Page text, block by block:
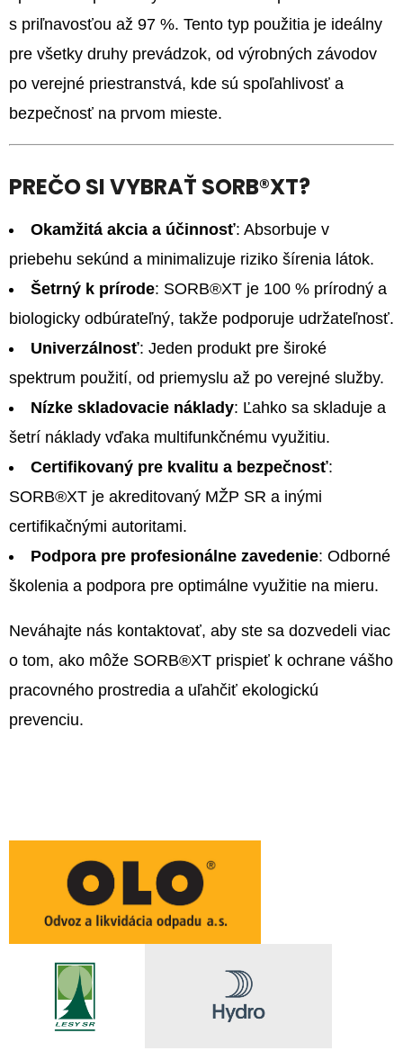
s priľnavosťou až 97 %. Tento typ použitia je ideálny
pre všetky druhy prevádzok, od výrobných závodov
po verejné priestranstvá, kde sú spoľahlivosť a
bezpečnosť na prvom mieste.
PREČO SI VYBRAŤ SORB®XT?
Okamžitá akcia a účinnosť: Absorbuje v
priebehu sekúnd a minimalizuje riziko šírenia látok.
Šetrný k prírode: SORB®XT je 100 % prírodný a
biologicky odbúrateľný, takže podporuje udržateľnosť.
Univerzálnosť: Jeden produkt pre široké
spektrum použití, od priemyslu až po verejné služby.
Nízke skladovacie náklady: Ľahko sa skladuje a
šetrí náklady vďaka multifunkčnému využitiu.
Certifikovaný pre kvalitu a bezpečnosť:
SORB®XT je akreditovaný MŽP SR a inými
certifikačnými autoritami.
Podpora pre profesionálne zavedenie: Odborné
školenia a podpora pre optimálne využitie na mieru.
Neváhajte nás kontaktovať, aby ste sa dozvedeli viac
o tom, ako môže SORB®XT prispieť k ochrane vášho
pracovného prostredia a uľahčiť ekologickú
prevenciu.